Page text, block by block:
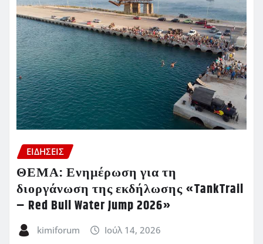
ΕΙΔΗΣΕΙΣ
ΘΕΜΑ: Ενημέρωση για τη
διοργάνωση της εκδήλωσης «TankTrail
– Red Bull Water Jump 2026»
kimiforum Ιούλ 14, 2026